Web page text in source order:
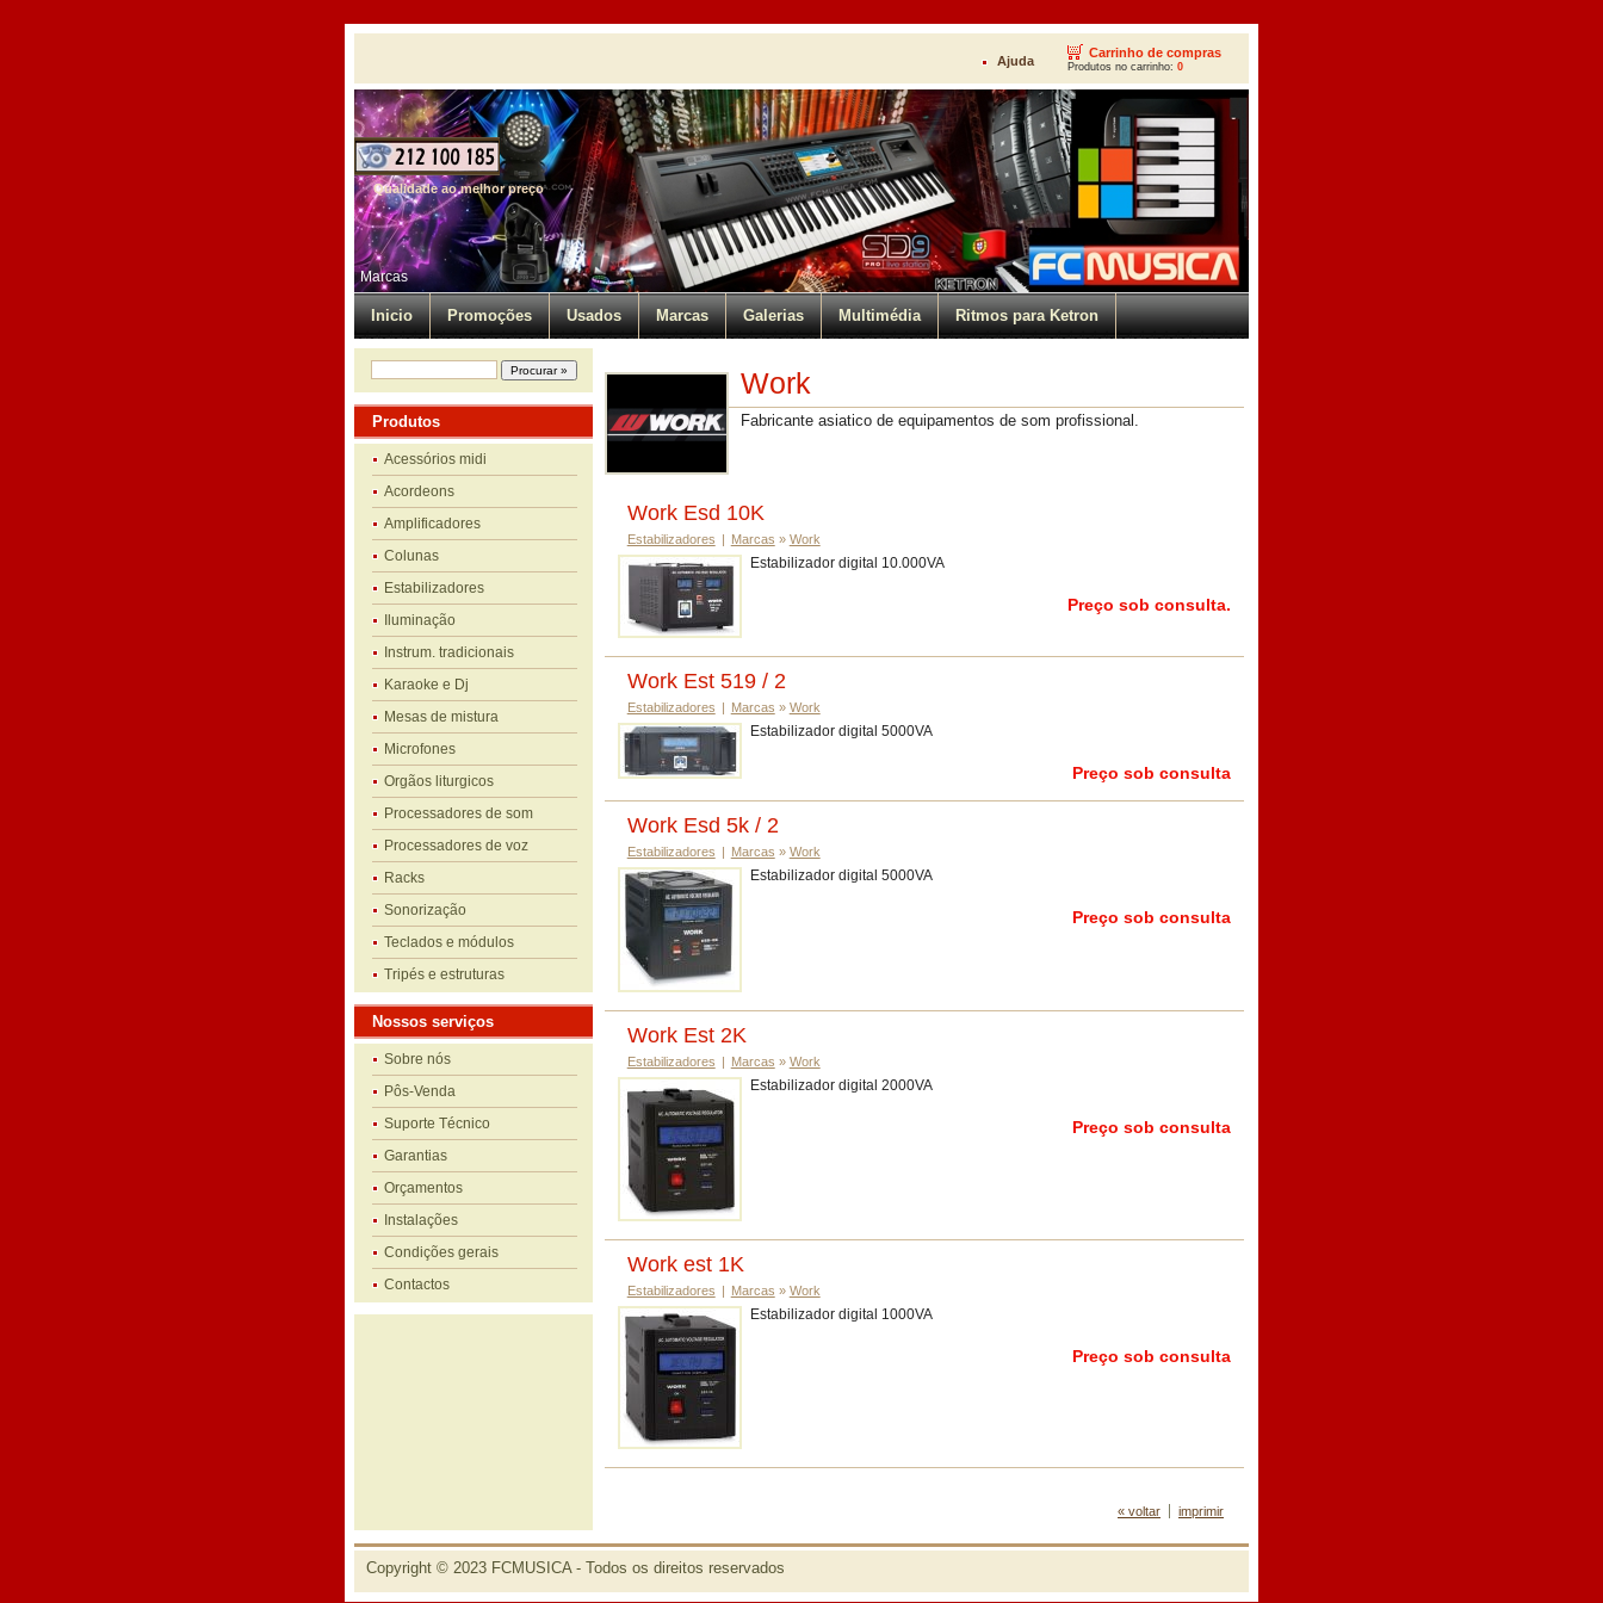
Ajuda
Carrinho de compras
Produtos no carrinho: 0
Qualidade ao melhor preço
Marcas
Inicio Promoções Usados Marcas Galerias Multimédia Ritmos para Ketron
Produtos
Acessórios midi
Acordeons
Amplificadores
Colunas
Estabilizadores
Iluminação
Instrum. tradicionais
Karaoke e Dj
Mesas de mistura
Microfones
Orgãos liturgicos
Processadores de som
Processadores de voz
Racks
Sonorização
Teclados e módulos
Tripés e estruturas
Nossos serviços
Sobre nós
Pôs-Venda
Suporte Técnico
Garantias
Orçamentos
Instalações
Condições gerais
Contactos
Work
Fabricante asiatico de equipamentos de som profissional.
Work Esd 10K
Estabilizadores | Marcas » Work
Estabilizador digital 10.000VA
Preço sob consulta.
Work Est 519 / 2
Estabilizadores | Marcas » Work
Estabilizador digital 5000VA
Preço sob consulta
Work Esd 5k / 2
Estabilizadores | Marcas » Work
Estabilizador digital 5000VA
Preço sob consulta
Work Est 2K
Estabilizadores | Marcas » Work
Estabilizador digital 2000VA
Preço sob consulta
Work est 1K
Estabilizadores | Marcas » Work
Estabilizador digital 1000VA
Preço sob consulta
imprimir
« voltar
Copyright © 2023 FCMUSICA - Todos os direitos reservados